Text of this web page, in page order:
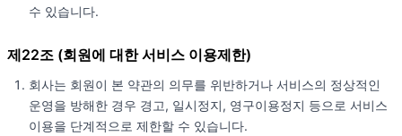
수 있습니다.
제22조 (회원에 대한 서비스 이용제한)
회사는 회원이 본 약관의 의무를 위반하거나 서비스의 정상적인
운영을 방해한 경우 경고, 일시정지, 영구이용정지 등으로 서비스
이용을 단계적으로 제한할 수 있습니다.